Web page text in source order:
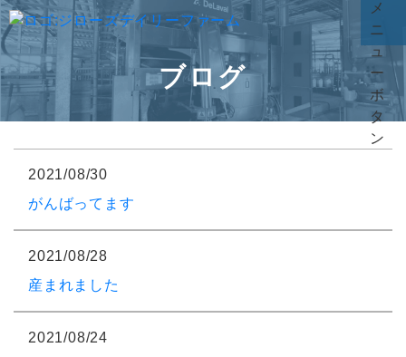
ブログ
2021/08/30
がんばってます
2021/08/28
産まれました
2021/08/24